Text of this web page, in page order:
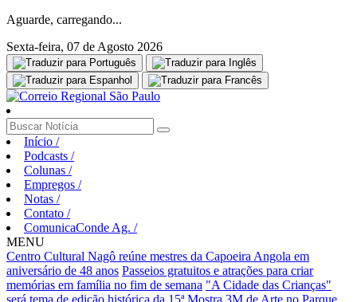
Aguarde, carregando...
Sexta-feira, 07 de Agosto 2026
Início /
Podcasts /
Colunas /
Empregos /
Notas /
Contato /
ComunicaConde Ag. /
MENU
Centro Cultural Nagô reúne mestres da Capoeira Angola em
aniversário de 48 anos Passeios gratuitos e atrações para criar
memórias em família no fim de semana "A Cidade das Crianças"
será tema de edição histórica da 15ª Mostra 3M de Arte no Parque